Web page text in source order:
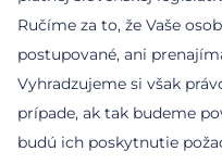
Ručíme za to, že Vaše
postupované, ani
Vyhradzujeme si však
prípade, ak tak budeme
budú ich poskytnutie